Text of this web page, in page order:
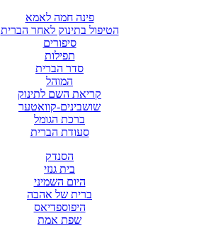
פינה חמה לאמא
הטיפול בתינוק לאחר הברית
סיפורים
תפילות
סדר הברית
המוהל
קריאת השם לתינוק
שושבינים-קוואטער
ברכת הגומל
סעודת הברית
הסנדק
בית גנזי
היום השמיני
ברית של אהבה
היפוספדיאס
שפת אמת